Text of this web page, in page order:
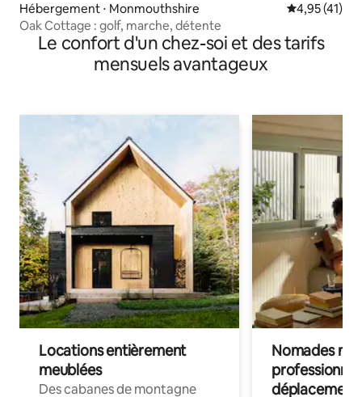
Hébergement ⋅ Monmouthshire Évaluation
4,95 (41)
Oak Cottage : golf, marche, détente
Le confort d'un chez-soi et des tarifs
mensuels avantageux
Locations entièrement
meublées
Des cabanes de montagne
Nomades
déplacement